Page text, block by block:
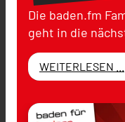
Die baden.fm
geht in die
WEITERLESEN ...